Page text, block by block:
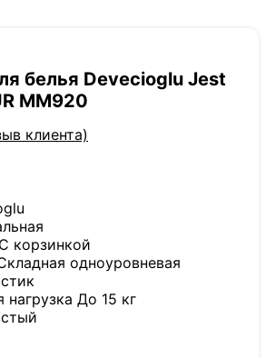
белья Devecioglu Jest
MM920
клиента)
корзинкой
одноуровневая
До 15 кг